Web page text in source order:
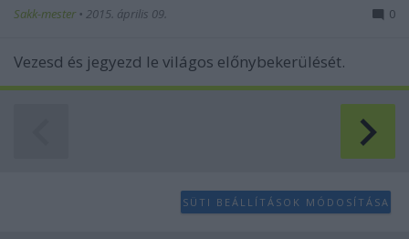
Sakk-mester • 2015. április 09. 0
Vezesd és jegyezd le világos előnybekerülését.
SÜTI BEÁLLÍTÁSOK MÓDOSÍTÁSA